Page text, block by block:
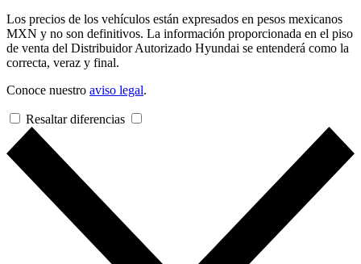
Los precios de los vehículos están expresados en pesos mexicanos
MXN y no son definitivos. La información proporcionada en el piso
de venta del Distribuidor Autorizado Hyundai se entenderá como la
correcta, veraz y final.
Conoce nuestro aviso legal.
Resaltar diferencias